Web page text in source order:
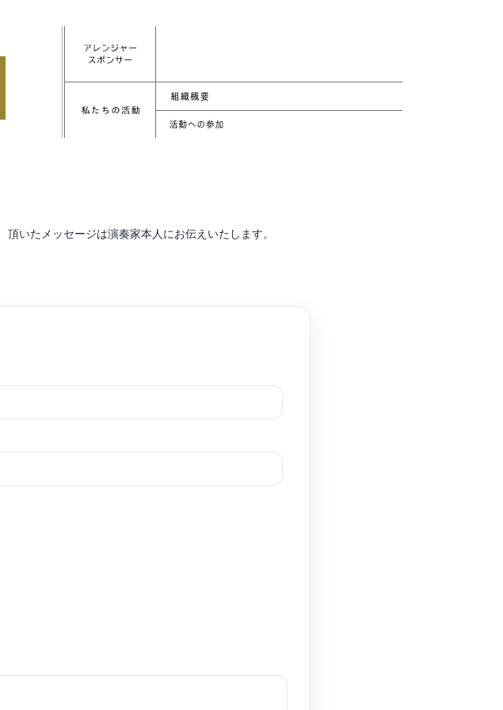
いたメッセージは演奏家本人にお伝えいたします。